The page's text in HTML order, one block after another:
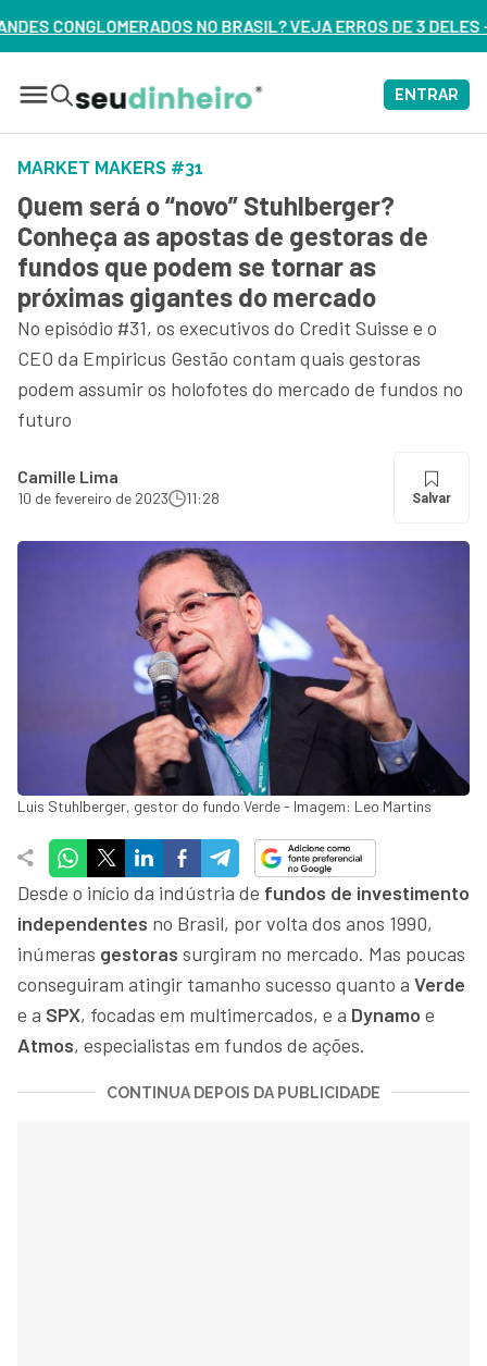
VEJA ERROS DE 3 DELES – ASSISTA AGORA
ENTRAR
MARKET MAKERS #31
Quem será o “novo” Stuhlberger?
Conheça as apostas de gestoras de
fundos que podem se tornar as
próximas gigantes do mercado
No episódio #31, os executivos do Credit Suisse e o
CEO da Empiricus Gestão contam quais gestoras
podem assumir os holofotes do mercado de fundos no
futuro
Camille Lima
10 de fevereiro de 2023 11:28 Salvar
Luis Stuhlberger, gestor do fundo Verde - Imagem: Leo Martins
Desde o início da indústria de fundos de investimento
independentes no Brasil, por volta dos anos 1990,
inúmeras gestoras surgiram no mercado. Mas poucas
conseguiram atingir tamanho sucesso quanto a Verde
e a SPX, focadas em multimercados, e a Dynamo e
Atmos, especialistas em fundos de ações.
CONTINUA DEPOIS DA PUBLICIDADE